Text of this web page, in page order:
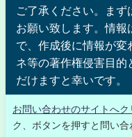
ご了承ください。ま
お願い致します。情報
で、作成後に情報が変
ネ等の著作権侵害目的
だけますと幸いです。
お問い合わせのサイトへ
ク、ボタンを押すと問い